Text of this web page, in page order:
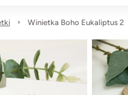
Winietka Boho Eukaliptus 2